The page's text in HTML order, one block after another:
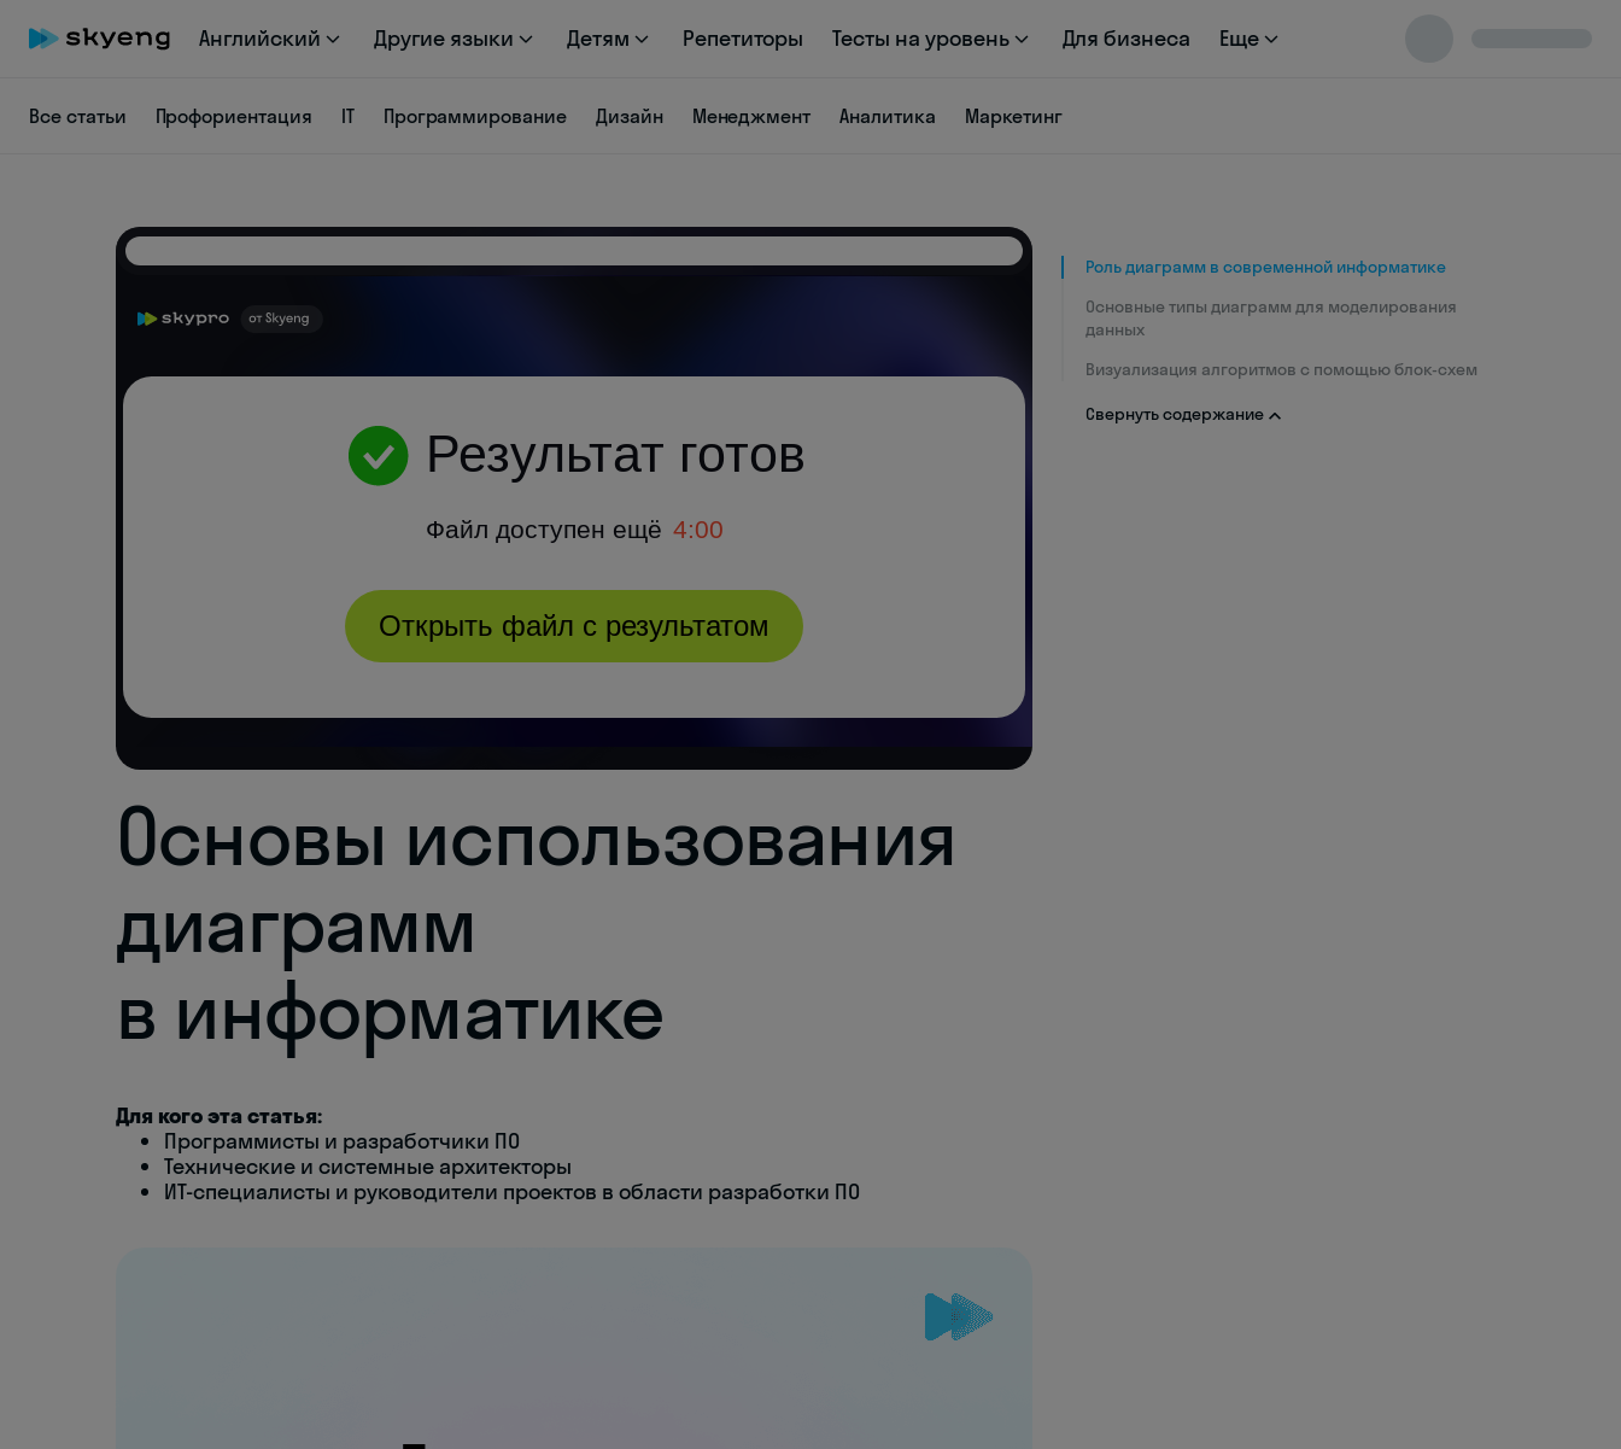
Английский Другие языки Детям Репетиторы Тесты на уровень Для бизнеса Еще
Все статьи Профориентация IT Программирование Дизайн Менеджмент Аналитика Маркетинг
Основы использования
диаграмм
в информатике
Для кого эта статья:
Программисты и разработчики ПО
Технические и системные архитекторы
ИТ-специалисты и руководители проектов в области разработки ПО
Роль диаграмм в современной информатике
Основные типы диаграмм для моделирования
данных
Визуализация алгоритмов с помощью блок-схем
Свернуть содержание